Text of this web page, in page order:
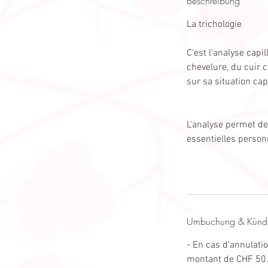
La trichologie
C'est l'analyse
chevelure, du cuir
sur sa situation
L'analyse permet
essentielles
Umbuchung &
- En cas
montant de CHF